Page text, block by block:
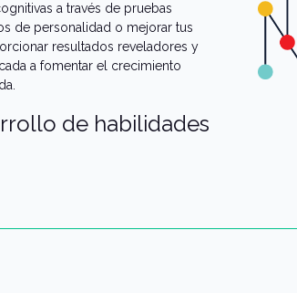
a través de pruebas
de personalidad o mejorar tus
resultados reveladores y
a fomentar el crecimiento
de habilidades